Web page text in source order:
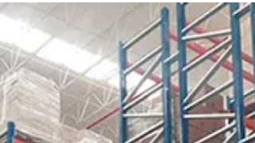
la
conducción
de camiones
En 2024, la capacitación de los conductores
sigue siendo una parte crucial de la